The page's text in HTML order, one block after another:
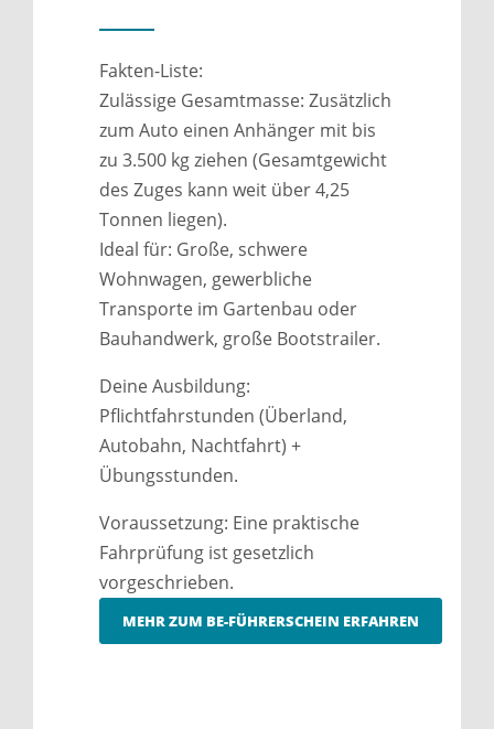
Fakten-Liste:
Zulässige Gesamtmasse: Zusätzlich
zum Auto einen Anhänger mit bis
zu 3.500 kg ziehen (Gesamtgewicht
des Zuges kann weit über 4,25
Tonnen liegen).
Ideal für: Große, schwere
Wohnwagen, gewerbliche
Transporte im Gartenbau oder
Bauhandwerk, große Bootstrailer.
Deine Ausbildung:
Pflichtfahrstunden (Überland,
Autobahn, Nachtfahrt) +
Übungsstunden.
Voraussetzung: Eine praktische
Fahrprüfung ist gesetzlich
vorgeschrieben.
MEHR ZUM BE-FÜHRERSCHEIN ERFAHREN